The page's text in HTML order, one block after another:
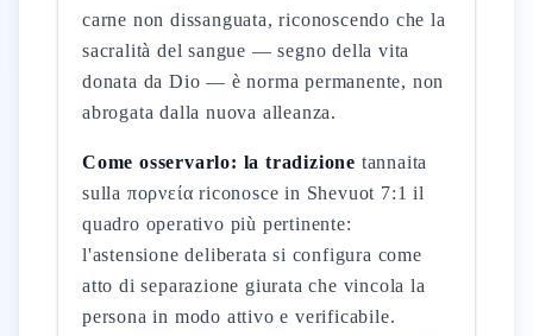
carne non dissanguata, riconoscendo che la
sacralità del sangue — segno della vita
donata da Dio — è norma permanente, non
abrogata dalla nuova alleanza.
Come osservarlo: la tradizione tannaita
sulla πορνεία riconosce in Shevuot 7:1 il
quadro operativo più pertinente:
l'astensione deliberata si configura come
atto di separazione giurata che vincola la
persona in modo attivo e verificabile.